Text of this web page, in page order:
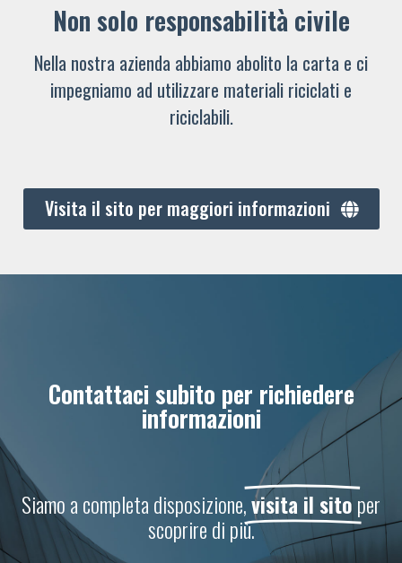
Non solo responsabilità civile
Nella nostra azienda abbiamo abolito la carta e ci
impegniamo ad utilizzare materiali riciclati e
riciclabili.
Visita il sito per maggiori informazioni
Contattaci subito per richiedere
informazioni
Siamo a completa disposizione,visita il sitoper
scoprire di più.